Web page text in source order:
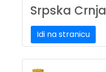
Srpska Crnja
Idi na stranicu